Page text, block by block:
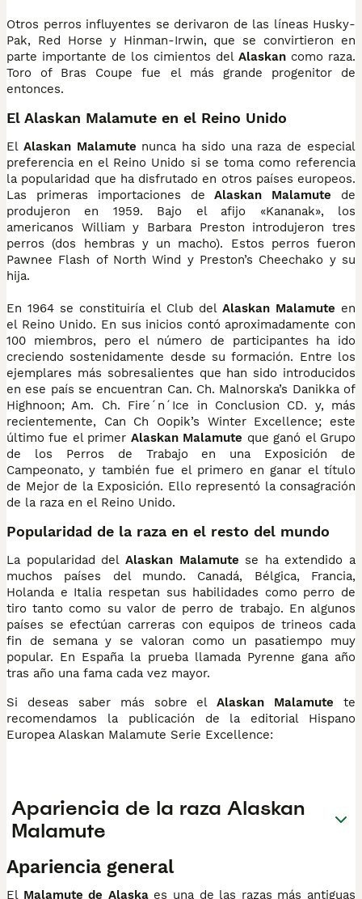
Otros perros influyentes se derivaron de las líneas Husky-
Pak, Red Horse y Hinman-Irwin, que se convirtieron en
parte importante de los cimientos del Alaskan como raza.
Toro of Bras Coupe fue el más grande progenitor de
entonces.
El Alaskan Malamute en el Reino Unido
El Alaskan Malamute nunca ha sido una raza de especial
preferencia en el Reino Unido si se toma como referencia
la popularidad que ha disfrutado en otros países europeos.
Las primeras importaciones deAlaskan Malamute de
produjeron en 1959. Bajo el afijo «Kananak», los
americanos William y Barbara Preston introdujeron tres
perros (dos hembras y un macho). Estos perros fueron
Pawnee Flash of North Wind y Preston’s Cheechako y su
hija.
En 1964 se constituiría el Club del Alaskan Malamute en
el Reino Unido. En sus inicios contó aproximadamente con
100 miembros, pero el número de participantes ha ido
creciendo sostenidamente desde su formación. Entre los
ejemplares más sobresalientes que han sido introducidos
en ese país se encuentran Can. Ch. Malnorska’s Danikka of
Highnoon; Am. Ch. Fire´n´Ice in Conclusion CD. y, más
recientemente, Can Ch Oopik’s Winter Excellence; este
último fue el primer Alaskan Malamute que ganó el Grupo
de los Perros de Trabajo en una Exposición de
Campeonato, y también fue el primero en ganar el título
de Mejor de la Exposición. Ello representó la consagración
de la raza en el Reino Unido.
Popularidad de la raza en el resto del mundo
La popularidad del Alaskan Malamute se ha extendido a
muchos países del mundo. Canadá, Bélgica, Francia,
Holanda e Italia respetan sus habilidades como perro de
tiro tanto como su valor de perro de trabajo. En algunos
países se efectúan carreras con equipos de trineos cada
fin de semana y se valoran como un pasatiempo muy
popular. En España la prueba llamada Pyrenne gana año
tras año una fama cada vez mayor.
Si deseas saber más sobre elAlaskan Malamute te
recomendamos la publicación de la editorial Hispano
Europea Alaskan Malamute Serie Excellence:
Apariencia de la raza Alaskan
Malamute
Apariencia general
El Malamute de Alaskaes una de las razas más antiguas